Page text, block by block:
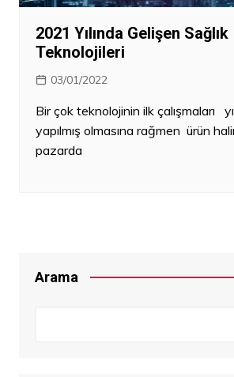
2021 Yılında Gelişen Sağlık
Teknolojileri
03/01/2022
Bir çok teknolojinin ilk çalışmaları
yapılmış olmasına rağmen ürün
pazarda
Arama